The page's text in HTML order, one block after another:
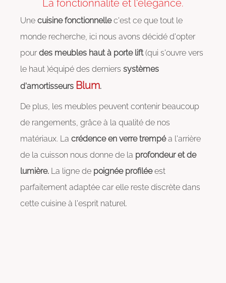
La fonctionnalité et l'élégance.
Unecuisine fonctionnellec'est ce que tout le
monde recherche, ici nous avons décidé d'opter
pourdes meubles haut à porte lift(qui s'ouvre vers
le haut )équipé des dernierssystèmes
d'amortisseurs Blum.
De plus, les meubles peuvent contenir beaucoup
de rangements, grâce à la qualité de nos
matériaux. La crédence en verre trempéa l'arrière
de la cuisson nous donne de la profondeur et de
lumière. La ligne de poignée profiléeest
parfaitement adaptée car elle reste discrète dans
cette cuisine à l'esprit naturel.